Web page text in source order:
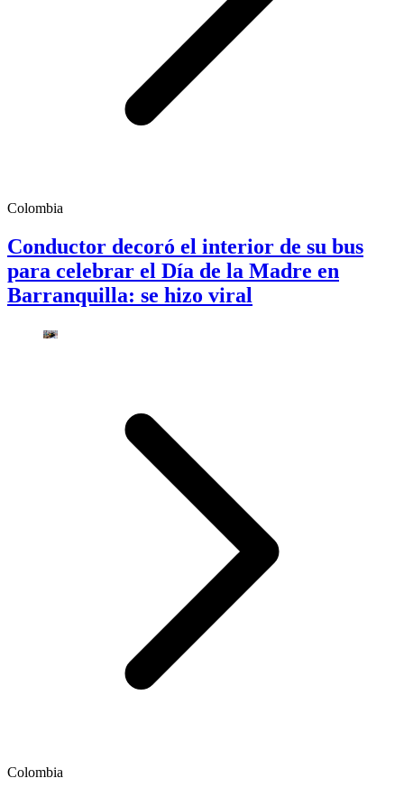
Colombia
Conductor decoró el interior de su bus
para celebrar el Día de la Madre en
Barranquilla: se hizo viral
Colombia